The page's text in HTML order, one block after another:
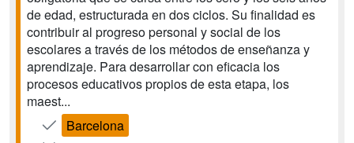
de edad, estructurada en dos ciclos. Su finalidad es
contribuir al progreso personal y social de los
escolares a través de los métodos de enseñanza y
aprendizaje. Para desarrollar con eficacia los
procesos educativos propios de esta etapa, los
maest...
Barcelona